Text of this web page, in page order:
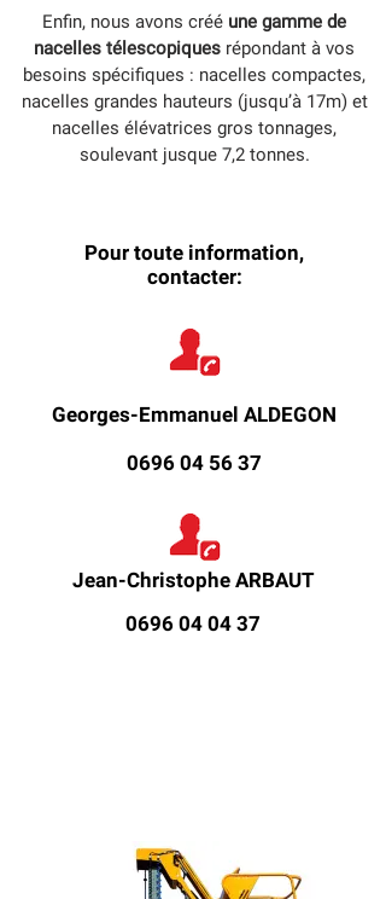
Enfin, nous avons créé une gamme de
nacelles télescopiques répondant à vos
besoins spécifiques : nacelles compactes,
nacelles grandes hauteurs (jusqu’à 17m) et
nacelles élévatrices gros tonnages,
soulevant jusque 7,2 tonnes.
Pour toute information,
contacter:
Georges-Emmanuel ALDEGON
0696 04 56 37
Jean-Christophe ARBAUT
0696 04 04 37